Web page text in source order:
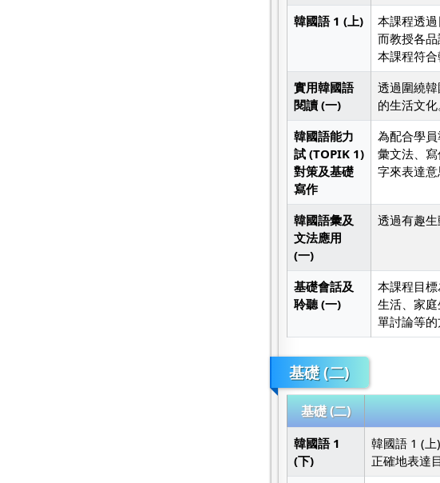
韓國語 1 (上)
本課程透
而教授各
本課程符合
實用韓國語
閱讀 (一)
透過圍繞
的生活文化
韓國語能力
試 (TOPIK 1)
對策及基礎
寫作
為配合學
彙文法、
字來表達
韓國語彙及
文法應用
(一)
透過有趣
基礎會話及
聆聽 (一)
本課程目
生活、家
單討論等
基礎 (二)
基礎 (二)
韓國語 1
(下)
韓國語 1 (
正確地表達